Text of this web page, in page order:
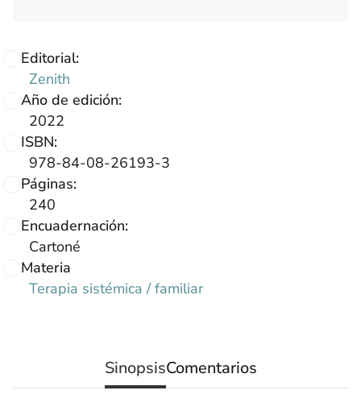
Editorial:
Zenith
Año de edición:
2022
ISBN:
978-84-08-26193-3
Páginas:
240
Encuadernación:
Cartoné
Materia
Terapia sistémica / familiar
SinopsisComentarios